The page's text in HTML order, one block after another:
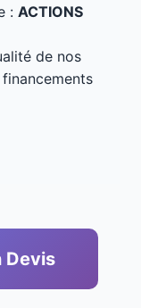
: ACTIONS
de nos
Devis